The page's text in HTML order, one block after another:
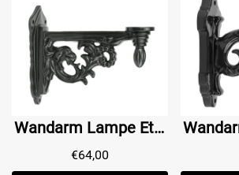
Wandarm Lampe Etenaken - 21 cm
€64,00